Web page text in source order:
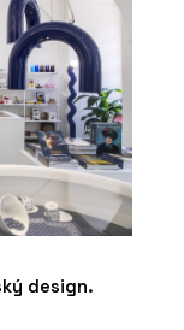
design.